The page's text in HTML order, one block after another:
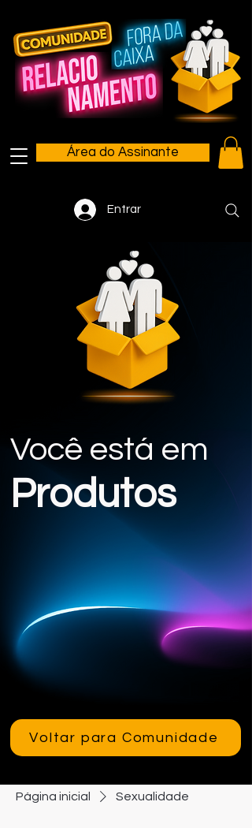
Área do Assinante
Entrar
Você está em
Produtos
Voltar para Comunidade
Página inicial Sexualidade